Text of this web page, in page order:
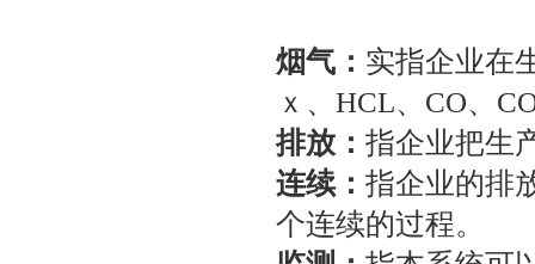
烟气： 实指企业在
ｘ、HCL、CO
排放： 指企业把
连续： 指企业的排
个连续的过程